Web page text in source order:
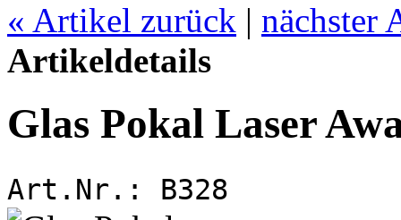
« Artikel zurück | nächster
Artikeldetails
Glas Pokal Laser
Art.Nr.: B328